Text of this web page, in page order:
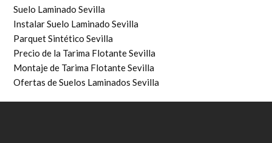
Suelo Laminado Sevilla
Instalar Suelo Laminado Sevilla
Parquet Sintético Sevilla
Precio de la Tarima Flotante Sevilla
Montaje de Tarima Flotante Sevilla
Ofertas de Suelos Laminados Sevilla